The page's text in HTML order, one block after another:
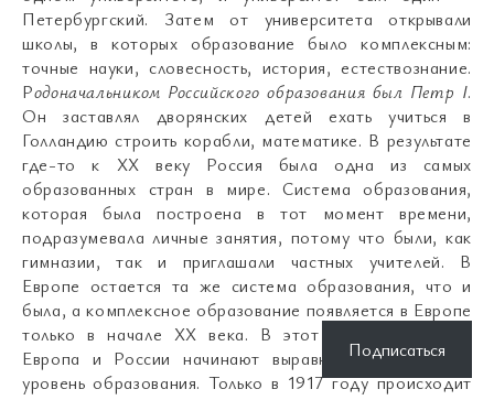
Петербургский. Затем от университета открывали
школы, в которых образование было комплексным:
точные науки, словесность, история, естествознание.
Родоначальником Российского образования был Петр I.
Он заставлял дворянских детей ехать учиться в
Голландию строить корабли, математике. В результате
где-то к XX веку Россия была одна из самых
образованных стран в мире. Система образования,
которая была построена в тот момент времени,
подразумевала личные занятия, потому что были, как
гимназии, так и приглашали частных учителей. В
Европе остается та же система образования, что и
была, а комплексное образование появляется в Европе
только в начале XX века. В этот момент времени
Европа и России начинают выравниваться на один
уровень образования. Только в 1917 году происходит
Подписаться